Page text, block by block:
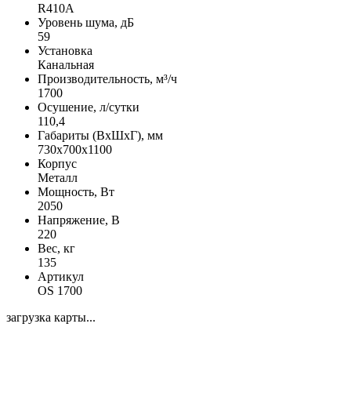
R410A
Уровень шума, дБ
59
Установка
Канальная
Производительность, м³/ч
1700
Осушение, л/сутки
110,4
Габариты (ВхШхГ), мм
730х700х1100
Корпус
Металл
Мощность, Вт
2050
Напряжение, В
220
Вес, кг
135
Артикул
OS 1700
загрузка карты...